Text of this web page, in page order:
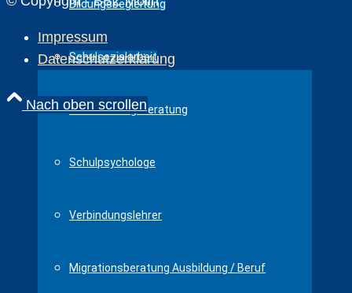
Bildungsbegleitung
Schulsozialarbeit
Anti-Mobbing-Beratung
Schulpsychologe
Verbindungslehrer
Migrationsberatung Ausbildung / Beruf
Impressum
Datenschutzerklärung
Nach oben scrollen